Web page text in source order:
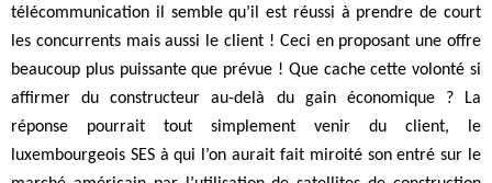
télécommunication il semble qu’il est réussi à prendre de court
les concurrents mais aussi le client ! Ceci en proposant une offre
beaucoup plus puissante que prévue ! Que cache cette volonté si
affirmer du constructeur au-delà du gain économique ?
La
réponse pourrait tout simplement venir du client, le
luxembourgeois SES à qui l’on aurait fait miroité son entré sur le